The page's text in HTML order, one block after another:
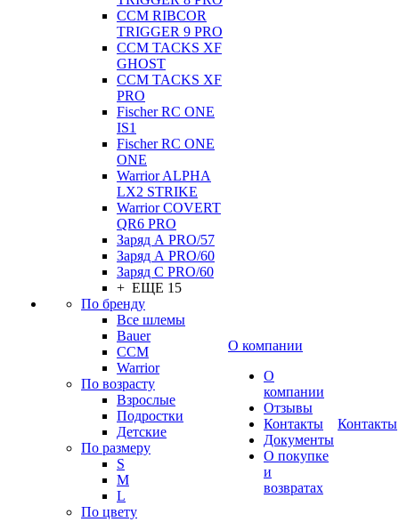
CCM RIBCOR
TRIGGER 9 PRO
CCM TACKS XF
GHOST
CCM TACKS XF
PRO
Fischer RC ONE
IS1
Fischer RC ONE
ONE
Warrior ALPHA
LX2 STRIKE
Warrior COVERT
QR6 PRO
Заряд А PRO/57
Заряд А PRO/60
Заряд С PRO/60
+ ЕЩЕ 15
По бренду
Все шлемы
Bauer
CCM
Warrior
По возрасту
Взрослые
Подростки
Детские
По размеру
S
M
L
По цвету
О компании
О
компании
Отзывы
Контакты
Документы
О покупке
и
возвратах
Контакты